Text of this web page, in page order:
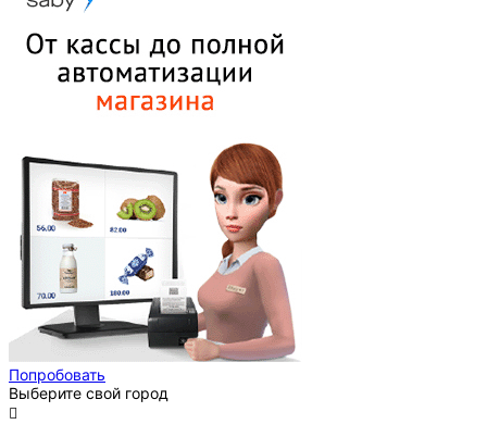
Попробовать
Выберите свой город
